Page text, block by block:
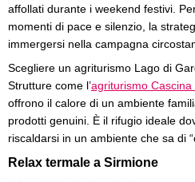
affollati durante i weekend festivi.
momenti di pace e silenzio, la
immergersi nella campagna
Scegliere un agriturismo Lago di
Strutture come l’agriturismo Cascina
offrono il calore di un ambiente
prodotti genuini. È il rifugio ideale
riscaldarsi in un ambiente che sa di
Relax termale a Sirmione